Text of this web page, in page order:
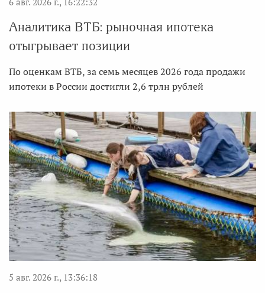
Аналитика ВТБ: рыночная ипотека
отыгрывает позиции
По оценкам ВТБ, за семь месяцев 2026 года продажи
ипотеки в России достигли 2,6 трлн рублей
5 авг. 2026 г., 13:36:18